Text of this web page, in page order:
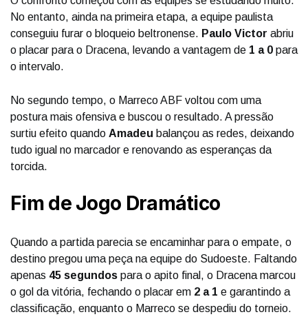
No entanto, ainda na primeira etapa, a equipe paulista
conseguiu furar o bloqueio beltronense. Paulo Victor abriu
o placar para o Dracena, levando a vantagem de 1 a 0 para
o intervalo.
No segundo tempo, o Marreco ABF voltou com uma
postura mais ofensiva e buscou o resultado. A pressão
surtiu efeito quando Amadeu balançou as redes, deixando
tudo igual no marcador e renovando as esperanças da
torcida.
Fim de Jogo Dramático
Quando a partida parecia se encaminhar para o empate, o
destino pregou uma peça na equipe do Sudoeste. Faltando
apenas 45 segundos para o apito final, o Dracena marcou
o gol da vitória, fechando o placar em 2 a 1 e garantindo a
classificação, enquanto o Marreco se despediu do torneio.